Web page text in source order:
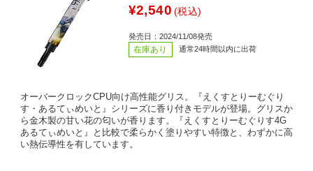
Y グレー CWTP-EG4GUV
¥2,540 (税込)
発売日：2024/11/08発売
在庫あり 通常24時間以内に出荷
オーバークロックCPU向け高性能グリス。『えくすとりーむぐり
す・あるてぃめいと』シリーズに香り付きモデルが登場。グリスか
ら金木製の甘い花の匂いが香ります。『えくすとりーむぐりす4G
あるてぃめいと』と比較で柔らかく塗りやすい特徴と、わずかに高
い熱伝導性を有しています。